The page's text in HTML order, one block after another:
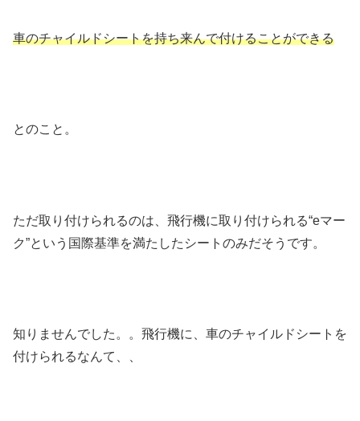
車のチャイルドシートを持ち来んで付けることができる
とのこと。
ただ取り付けられるのは、飛行機に取り付けられる“eマー
ク”という国際基準を満たしたシートのみだそうです。
知りませんでした。。飛行機に、車のチャイルドシートを
付けられるなんて、、